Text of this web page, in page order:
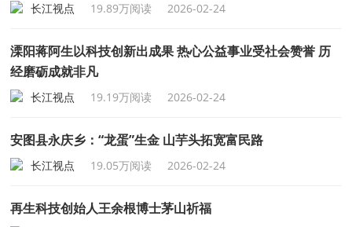
长江视点 19.89万阅读 2026-02-24
溧阳蒋阿生以科技创新出成果 热心公益事业受社会赞誉 历
经磨砺成就非凡
长江视点 19.19万阅读 2026-02-24
安图县永庆乡：“龙蛋”生金 山芋头拓宽富民路
长江视点 19.05万阅读 2026-02-24
再生科技创始人王余根博士茅山祈福